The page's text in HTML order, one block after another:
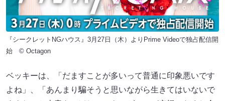
『シークレットNGハウス』3月27日（木）よりPrime Videoで独占配信開
始 © Octagon
ベッキーは、「だますことが多いって普通に印象悪いです
よね」、「あんまり騙そうと思いながら生きてはいないで